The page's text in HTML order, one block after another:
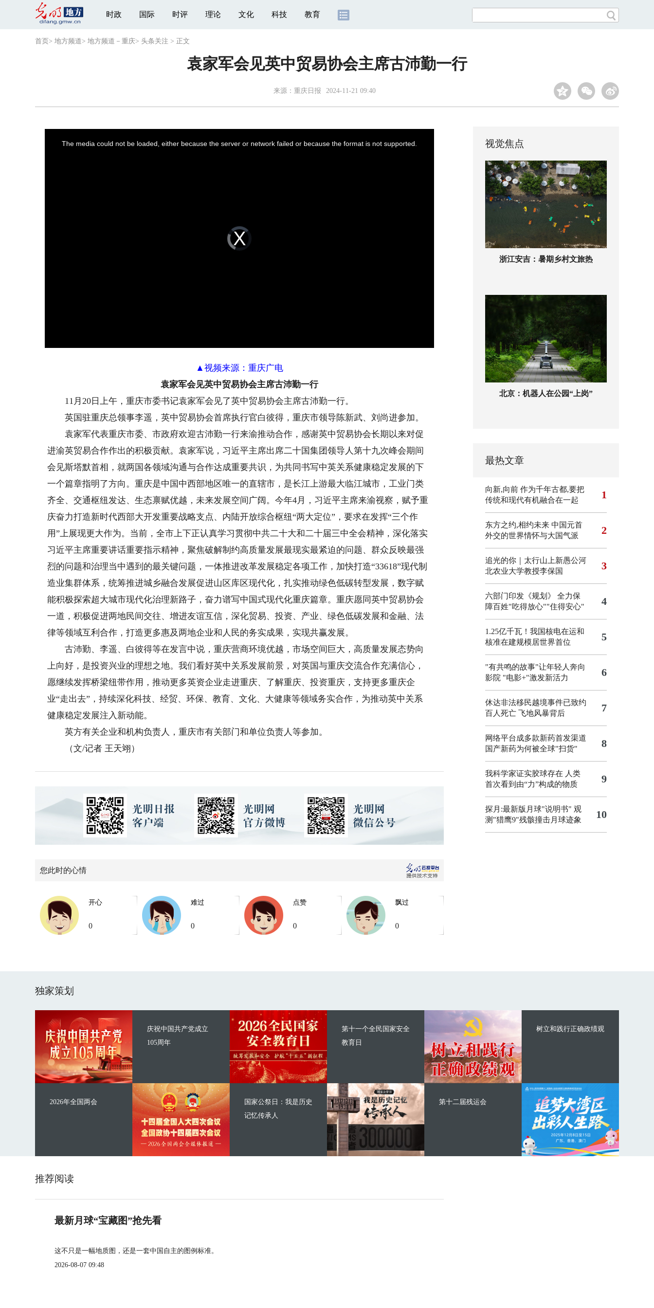
时政 国际 时评 理论 文化 科技 教育
首页 > 地方频道> 地方频道－重庆> 头条关注 > 正文
袁家军会见英中贸易协会主席古沛勤一行
来源： 重庆日报 2024-11-21 09:40
Video
Player
is
loading.
The media could not be loaded, either because the server or network failed or because the format is not supported.
▲视频来源：重庆广电
袁家军会见英中贸易协会主席古沛勤一行
11月20日上午，重庆市委书记袁家军会见了英中贸易协会主席古沛勤一行。
英国驻重庆总领事李遥，英中贸易协会首席执行官白彼得，重庆市领导陈新武、刘尚进参加。
袁家军代表重庆市委、市政府欢迎古沛勤一行来渝推动合作，感谢英中贸易协会长期以来对促
进渝英贸易合作作出的积极贡献。袁家军说，习近平主席出席二十国集团领导人第十九次峰会期间
会见斯塔默首相，就两国各领域沟通与合作达成重要共识，为共同书写中英关系健康稳定发展的下
一个篇章指明了方向。重庆是中国中西部地区唯一的直辖市，是长江上游最大临江城市，工业门类
齐全、交通枢纽发达、生态禀赋优越，未来发展空间广阔。今年4月，习近平主席来渝视察，赋予重
庆奋力打造新时代西部大开发重要战略支点、内陆开放综合枢纽“两大定位”，要求在发挥“三个作
用”上展现更大作为。当前，全市上下正认真学习贯彻中共二十大和二十届三中全会精神，深化落实
习近平主席重要讲话重要指示精神，聚焦破解制约高质量发展最现实最紧迫的问题、群众反映最强
烈的问题和治理当中遇到的最关键问题，一体推进改革发展稳定各项工作，加快打造“33618”现代制
造业集群体系，统筹推进城乡融合发展促进山区库区现代化，扎实推动绿色低碳转型发展，数字赋
能积极探索超大城市现代化治理新路子，奋力谱写中国式现代化重庆篇章。重庆愿同英中贸易协会
一道，积极促进两地民间交往、增进友谊互信，深化贸易、投资、产业、绿色低碳发展和金融、法
律等领域互利合作，打造更多惠及两地企业和人民的务实成果，实现共赢发展。
古沛勤、李遥、白彼得等在发言中说，重庆营商环境优越，市场空间巨大，高质量发展态势向
上向好，是投资兴业的理想之地。我们看好英中关系发展前景，对英国与重庆交流合作充满信心，
愿继续发挥桥梁纽带作用，推动更多英资企业走进重庆、了解重庆、投资重庆，支持更多重庆企
业“走出去”，持续深化科技、经贸、环保、教育、文化、大健康等领域务实合作，为推动英中关系
健康稳定发展注入新动能。
英方有关企业和机构负责人，重庆市有关部门和单位负责人等参加。
（文/记者 王天翊）
您此时的心情
开心
0
难过
0
点赞
0
飘过
0
视觉焦点
浙江安吉：暑期乡村文旅热
北京：机器人在公园“上岗”
最热文章
向新,向前 作为千年古都,要把
传统和现代有机融合在一起
1
东方之约,相约未来 中国元首
外交的世界情怀与大国气派
2
追光的你｜太行山上新愚公河
北农业大学教授李保国
3
六部门印发《规划》 全力保
障百姓"吃得放心""住得安心"
4
1.25亿千瓦！我国核电在运和
核准在建规模居世界首位
5
"有共鸣的故事"让年轻人奔向
影院 "电影+"激发新活力 6
休达非法移民越境事件已致约
百人死亡 飞地风暴背后 7
网络平台成多款新药首发渠道
国产新药为何被全球"扫货"
8
我科学家证实胶球存在 人类
首次看到由“力”构成的物质
9
探月:最新版月球"说明书" 观
测"猎鹰9"残骸撞击月球迹象
10
独家策划
庆祝中国共产党成立
105周年
2026年全国两会
第十一个全民国家安全
教育日
国家公祭日：我是历史
记忆传承人
树立和践行正确政绩观
第十二届残运会
推荐阅读
最新月球“宝藏图”抢先看
这不只是一幅地质图，还是一套中国自主的图例标准。
2026-08-07 09:48